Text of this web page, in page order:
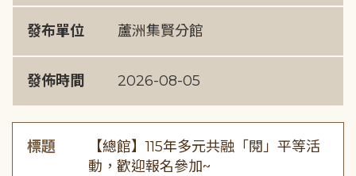
發布單位 蘆洲集賢分館
發佈時間 2026-08-05
標題
【總館】115年多元共融「閱」平等活
動，歡迎報名參加~